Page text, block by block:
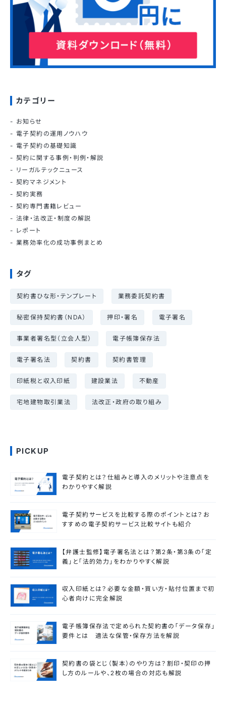
カテゴリー
お知らせ
電子契約の運用ノウハウ
電子契約の基礎知識
契約に関する事例・判例・解説
リーガルテックニュース
契約マネジメント
契約実務
契約専門書籍レビュー
法律・法改正・制度の解説
レポート
業務効率化の成功事例まとめ
タグ
契約書ひな形・テンプレート 業務委託契約書
秘密保持契約書（NDA） 押印・署名 電子署名
事業者署名型（立会人型） 電子帳簿保存法
電子署名法 契約書 契約書管理
印紙税と収入印紙 建設業法 不動産
宅地建物取引業法 法改正・政府の取り組み
PICKUP
電子契約とは？仕組みと導入のメリットや注意点を
わかりやすく解説
電子契約サービスを比較する際のポイントとは？お
すすめの電子契約サービス比較サイトも紹介
【弁護士監修】電子署名法とは？第2条・第3条の「定
義」と「法的効力」をわかりやすく解説
収入印紙とは？必要な金額・買い方・貼付位置まで初
心者向けに完全解説
電子帳簿保存法で定められた契約書の「データ保存」
要件とは 適法な保管・保存方法を解説
契約書の袋とじ（製本）のやり方は？割印・契印の押
し方のルールや、2枚の場合の対応も解説